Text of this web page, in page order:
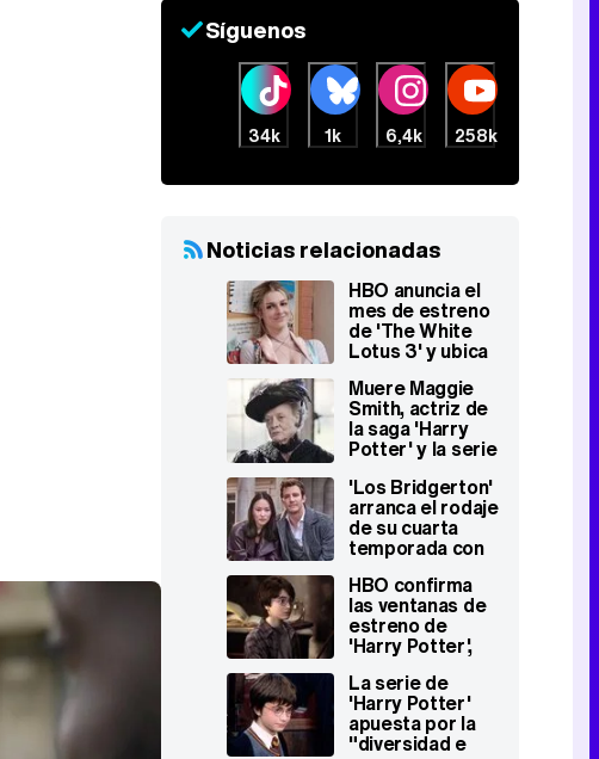
Síguenos
34k 1k 6,4k 258k
Noticias relacionadas
HBO anuncia el
mes de estreno
de 'The White
Lotus 3' y ubica
'Harry Potter' y
'Euphoria 3' en el
horizonte
Muere Maggie
Smith, actriz de
la saga 'Harry
Potter' y la serie
a los 89 años
'Los Bridgerton'
arranca el rodaje
de su cuarta
temporada con
un fichaje de
'Harry Potter'
HBO confirma
las ventanas de
estreno de
'Harry Potter',
'The Last of Us
2' y 'The White
Lotus 3'
La serie de
'Harry Potter'
apuesta por la
"diversidad e